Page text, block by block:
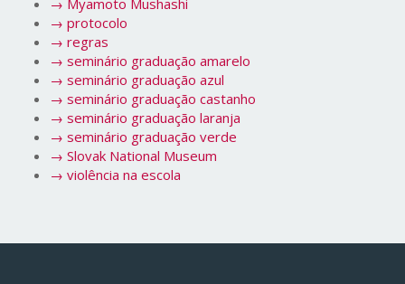
→ protocolo
→ regras
→ seminário graduação amarelo
→ seminário graduação azul
→ seminário graduação castanho
→ seminário graduação laranja
→ seminário graduação verde
→ Slovak National Museum
→ violência na escola